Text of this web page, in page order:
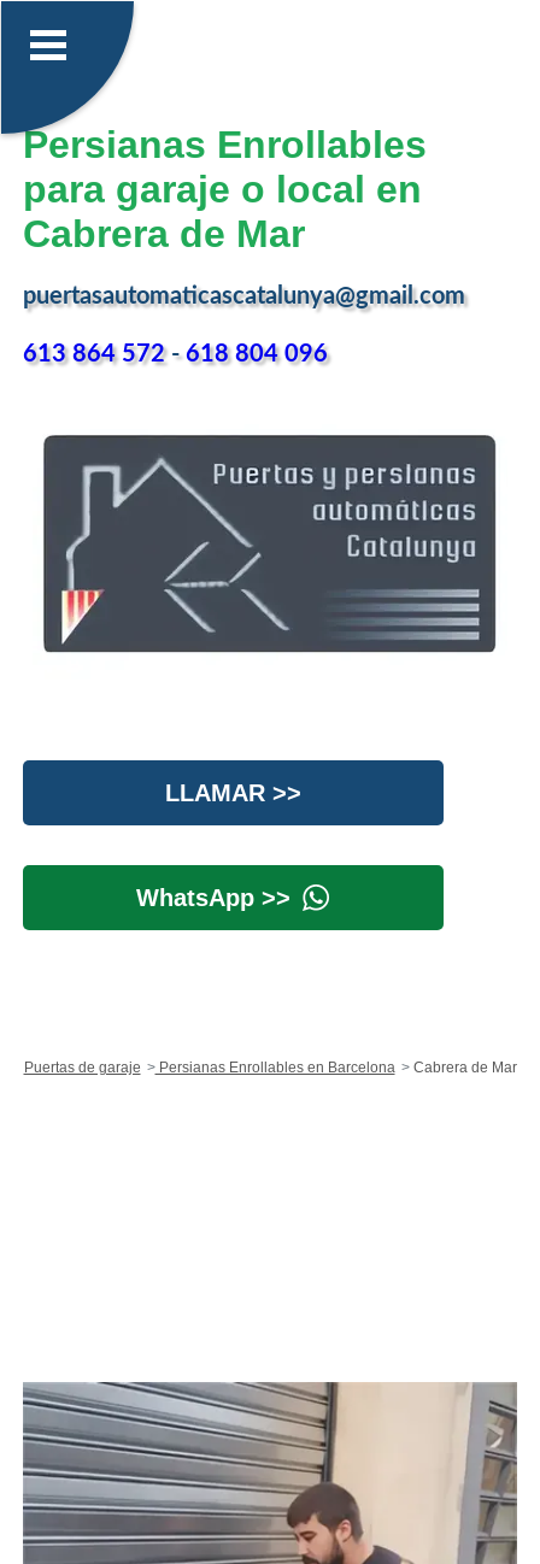
Persianas Enrollables
para garaje o local en
Cabrera de Mar
puertasautomaticascatalunya@gmail.com
613 864 572-618 804 096
LLAMAR >>
WhatsApp >>
Puertas de garaje Persianas Enrollables en Barcelona Cabrera de Mar